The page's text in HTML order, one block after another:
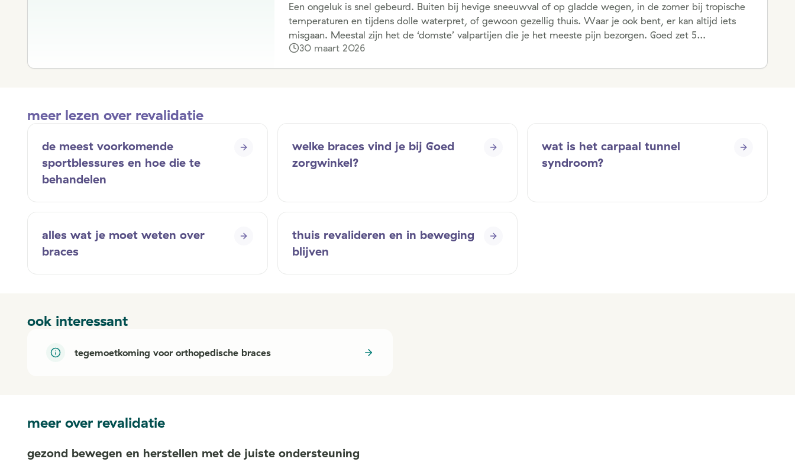
Een ongeluk is snel gebeurd. Buiten bij hevige sneeuwval of op gladde wegen, in de zomer bij tropische
temperaturen en tijdens dolle waterpret, of gewoon gezellig thuis. Waar je ook bent, er kan altijd iets
misgaan. Meestal zijn het de ‘domste’ valpartijen die je het meeste pijn bezorgen. Goed zet 5
hulpmiddelen op een rij die handig zijn om in huis te hebben.
30 maart 2026
meer lezen over revalidatie
de meest voorkomende
sportblessures en hoe die te
behandelen
welke braces vind je bij Goed
zorgwinkel?
wat is het carpaal tunnel
syndroom?
alles wat je moet weten over
braces
thuis revalideren en in beweging
blijven
ook interessant
tegemoetkoming voor orthopedische braces
meer over revalidatie
gezond bewegen en herstellen met de juiste ondersteuning